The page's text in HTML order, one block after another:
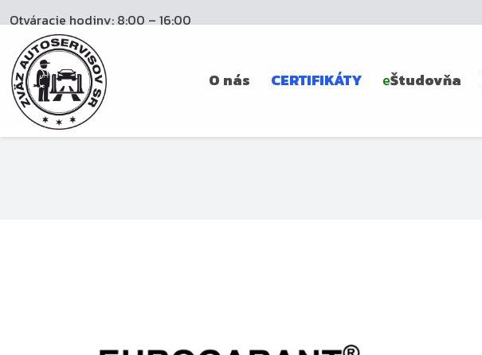
Otváracie hodiny: 8:00 – 16:00
O nás CERTIFIKÁTY eŠtudovňa